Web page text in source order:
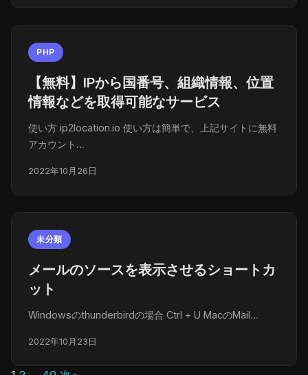
PHP
【無料】IPから国番号、組織情報、位置
情報などを取得可能なサービス
使い方 ip2location.io 使い方は簡単で、上記サイトに無料
アカウント…
2022年10月26日
未分類
メールのソースを表示させるショートカ
ット
Windowsのthunderbirdの場合 Ctrl + U MacのMail…
2022年10月23日